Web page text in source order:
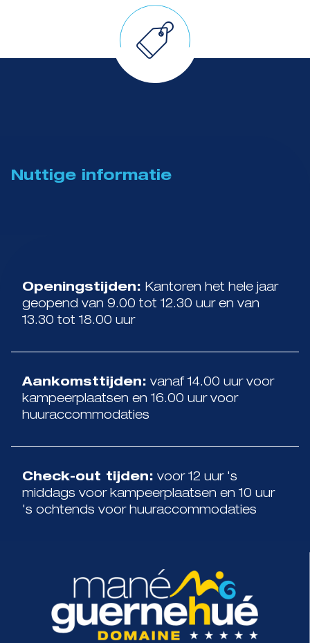
Nuttige informatie
Openingstijden: Kantoren het hele jaar
geopend van 9.00 tot 12.30 uur en van
13.30 tot 18.00 uur
Aankomsttijden: vanaf 14.00 uur voor
kampeerplaatsen en 16.00 uur voor
huuraccommodaties
Check-out tijden: voor 12 uur 's
middags voor kampeerplaatsen en 10 uur
's ochtends voor huuraccommodaties